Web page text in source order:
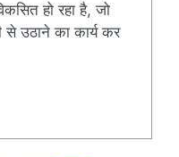
हो रहा है, जो
उठाने का कार्य कर